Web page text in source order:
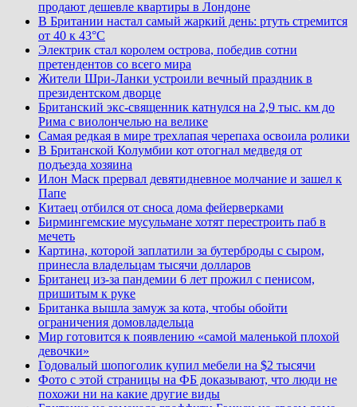
продают дешевле квартиры в Лондоне
В Британии настал самый жаркий день: ртуть стремится
от 40 к 43°C
Электрик стал королем острова, победив сотни
претендентов со всего мира
Жители Шри-Ланки устроили вечный праздник в
президентском дворце
Британский экс-священник катнулся на 2,9 тыс. км до
Рима с виолончелью на велике
Самая редкая в мире трехлапая черепаха освоила ролики
В Британской Колумбии кот отогнал медведя от
подъезда хозяина
Илон Маск прервал девятидневное молчание и зашел к
Папе
Китаец отбился от сноса дома фейерверками
Бирмингемские мусульмане хотят перестроить паб в
мечеть
Картина, которой заплатили за бутерброды с сыром,
принесла владельцам тысячи долларов
Британец из-за пандемии 6 лет прожил с пенисом,
пришитым к руке
Британка вышла замуж за кота, чтобы обойти
ограничения домовладельца
Мир готовится к появлению «самой маленькой плохой
девочки»
Годовалый шопоголик купил мебели на $2 тысячи
Фото с этой страницы на ФБ доказывают, что люди не
похожи ни на какие другие виды